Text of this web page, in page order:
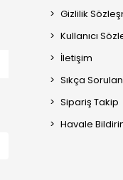
Gizlilik
Kullanıcı
İletişim
Sıkça
Sipariş Takip
Havale